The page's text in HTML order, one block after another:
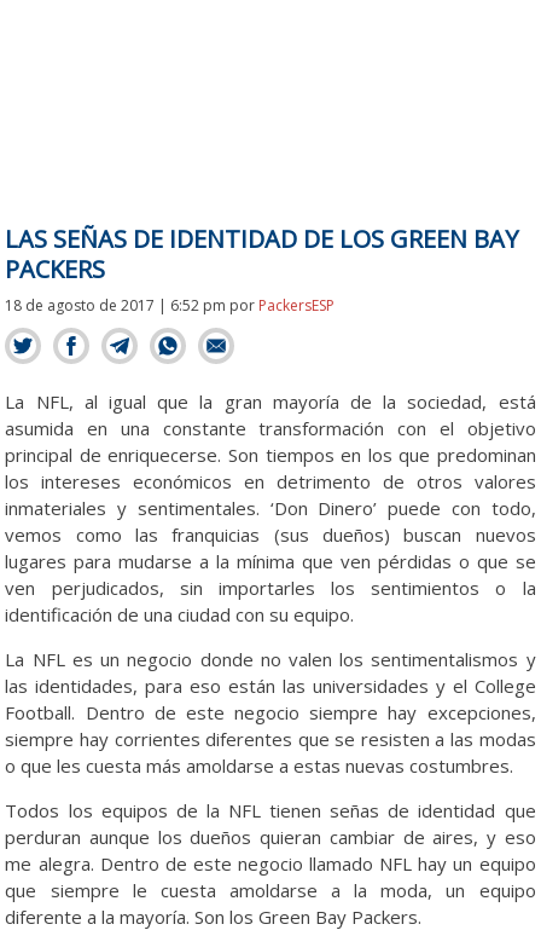
LAS SEÑAS DE IDENTIDAD DE LOS GREEN BAY
PACKERS
18 de agosto de 2017 | 6:52 pm por PackersESP
La NFL, al igual que la gran mayoría de la sociedad, está
asumida en una constante transformación con el objetivo
principal de enriquecerse. Son tiempos en los que predominan
los intereses económicos en detrimento de otros valores
inmateriales y sentimentales. ‘Don Dinero’ puede con todo,
vemos como las franquicias (sus dueños) buscan nuevos
lugares para mudarse a la mínima que ven pérdidas o que se
ven perjudicados, sin importarles los sentimientos o la
identificación de una ciudad con su equipo.
La NFL es un negocio donde no valen los sentimentalismos y
las identidades, para eso están las universidades y el College
Football. Dentro de este negocio siempre hay excepciones,
siempre hay corrientes diferentes que se resisten a las modas
o que les cuesta más amoldarse a estas nuevas costumbres.
Todos los equipos de la NFL tienen señas de identidad que
perduran aunque los dueños quieran cambiar de aires, y eso
me alegra. Dentro de este negocio llamado NFL hay un equipo
que siempre le cuesta amoldarse a la moda, un equipo
diferente a la mayoría. Son los Green Bay Packers.